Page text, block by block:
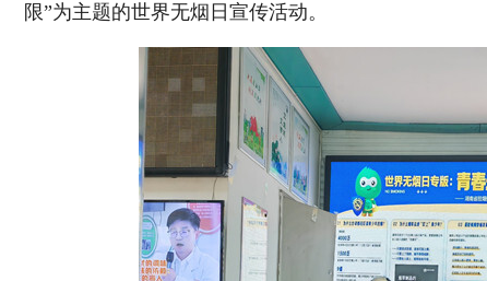
限”为主题的世界无烟日宣传活动。